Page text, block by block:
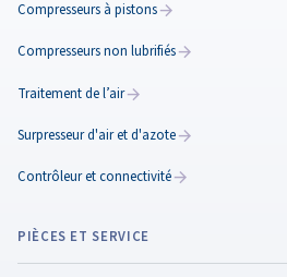
Installation
compresseur
Une installation correcte
plomberie et la sécurité